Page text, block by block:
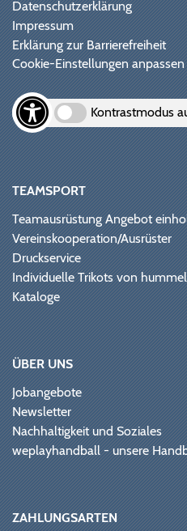
Datenschutzerklärung
Impressum
Erklärung zur Barrierefreiheit
Cookie-Einstellungen anpassen
Kontrastmodus
TEAMSPORT
Teamausrüstung Angebot
Vereinskooperation/Ausrüster
Druckservice
Individuelle Trikots von hummel
Kataloge
ÜBER UNS
Jobangebote
Newsletter
Nachhaltigkeit und Soziales
weplayhandball - unsere
ZAHLUNGSARTEN